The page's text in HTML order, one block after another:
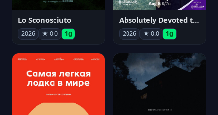
Lo Sconosciuto
2026 ★ 0.0 1g
Absolutely Devoted to You
2026 ★ 0.0 1g